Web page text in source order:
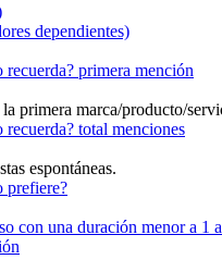
dependientes)
primera mención
marca/producto/
total menciones
espontáneas.
prefiere?
con una duración menor a 1